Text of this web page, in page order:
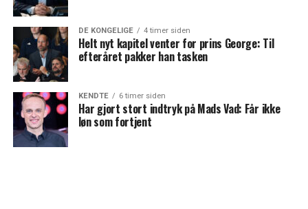
DE KONGELIGE 4 timer siden
Helt nyt kapitel venter for prins George: Til
efteråret pakker han tasken
KENDTE 6 timer siden
Har gjort stort indtryk på Mads Vad: Får ikke
løn som fortjent